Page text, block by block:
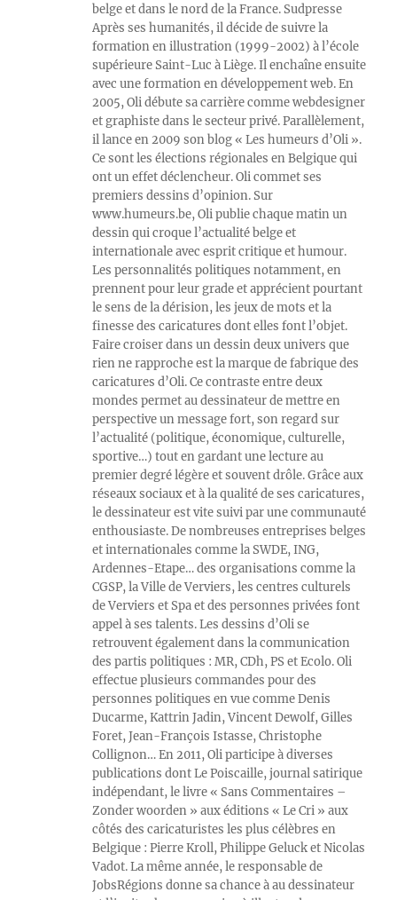
belge et dans le nord de la France. Sudpresse
Après ses humanités, il décide de suivre la
formation en illustration (1999-2002) à l’école
supérieure Saint-Luc à Liège. Il enchaîne ensuite
avec une formation en développement web. En
2005, Oli débute sa carrière comme webdesigner
et graphiste dans le secteur privé. Parallèlement,
il lance en 2009 son blog « Les humeurs d’Oli ».
Ce sont les élections régionales en Belgique qui
ont un effet déclencheur. Oli commet ses
premiers dessins d’opinion. Sur
www.humeurs.be, Oli publie chaque matin un
dessin qui croque l’actualité belge et
internationale avec esprit critique et humour.
Les personnalités politiques notamment, en
prennent pour leur grade et apprécient pourtant
le sens de la dérision, les jeux de mots et la
finesse des caricatures dont elles font l’objet.
Faire croiser dans un dessin deux univers que
rien ne rapproche est la marque de fabrique des
caricatures d’Oli. Ce contraste entre deux
mondes permet au dessinateur de mettre en
perspective un message fort, son regard sur
l’actualité (politique, économique, culturelle,
sportive…) tout en gardant une lecture au
premier degré légère et souvent drôle. Grâce aux
réseaux sociaux et à la qualité de ses caricatures,
le dessinateur est vite suivi par une communauté
enthousiaste. De nombreuses entreprises belges
et internationales comme la SWDE, ING,
Ardennes-Etape… des organisations comme la
CGSP, la Ville de Verviers, les centres culturels
de Verviers et Spa et des personnes privées font
appel à ses talents. Les dessins d’Oli se
retrouvent également dans la communication
des partis politiques : MR, CDh, PS et Ecolo. Oli
effectue plusieurs commandes pour des
personnes politiques en vue comme Denis
Ducarme, Kattrin Jadin, Vincent Dewolf, Gilles
Foret, Jean-François Istasse, Christophe
Collignon… En 2011, Oli participe à diverses
publications dont Le Poiscaille, journal satirique
indépendant, le livre « Sans Commentaires –
Zonder woorden » aux éditions « Le Cri » aux
côtés des caricaturistes les plus célèbres en
Belgique : Pierre Kroll, Philippe Geluck et Nicolas
Vadot. La même année, le responsable de
JobsRégions donne sa chance à au dessinateur